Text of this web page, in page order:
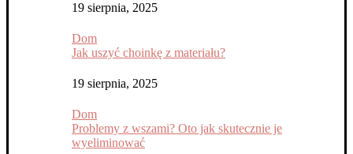
19 sierpnia, 2025
Dom
Jak uszyć choinkę z materiału?
19 sierpnia, 2025
Dom
Problemy z wszami? Oto jak skutecznie je
wyeliminować